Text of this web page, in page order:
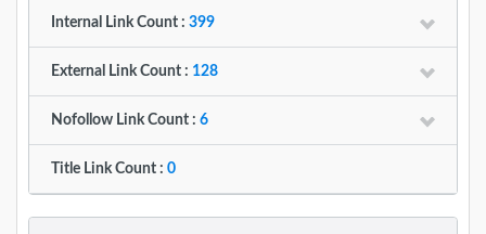
Internal Link Count : 399
External Link Count : 128
Nofollow Link Count : 6
Title Link Count : 0